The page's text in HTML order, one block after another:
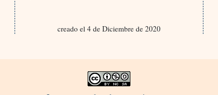
creado el 4 de Diciembre de 2020